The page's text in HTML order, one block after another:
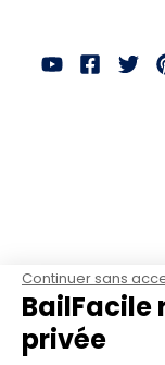
Continuer sans
BailFacile
privée